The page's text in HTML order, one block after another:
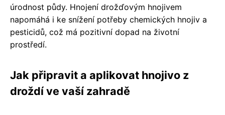
úrodnost půdy. Hnojení drožďovým hnojivem
napomáhá i ke snížení potřeby chemických hnojiv a
pesticidů, což má pozitivní dopad na životní
prostředí.
Jak připravit a aplikovat hnojivo z
droždí ve vaší zahradě